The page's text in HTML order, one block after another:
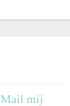
Mail mij